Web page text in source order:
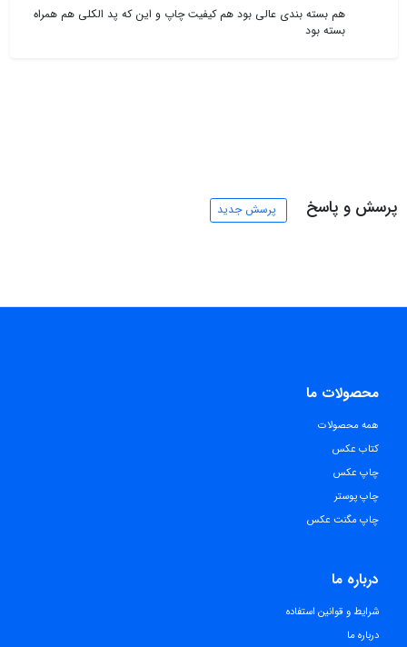
هم بسته بندی عالی بود هم کیفیت چاپ و این که پد الکلی هم همراه
بسته بود
پرسش و پاسخ پرسش جدید
محصولات ما
همه محصولات
کتاب عکس
چاپ عکس
چاپ پوستر
چاپ مگنت عکس
درباره ما
شرایط و قوانین استفاده
درباره ما